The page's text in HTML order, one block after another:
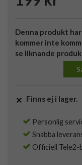
Denna produkt
kommer inte
se liknande
Finns ej i lager.
Personlig
Snabba
Officiell Tele2-